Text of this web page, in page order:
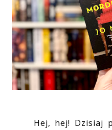
Hej, hej! Dzisiaj